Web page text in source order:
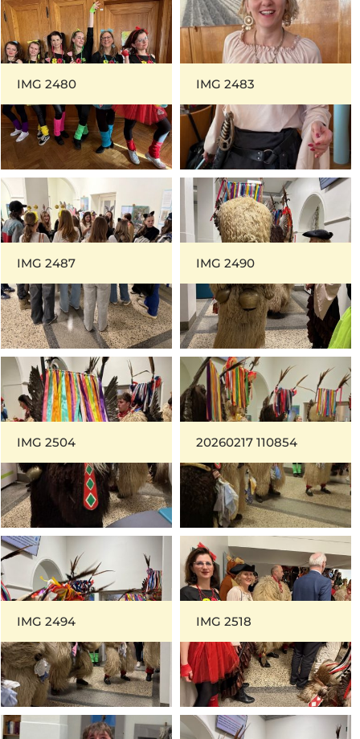
IMG 2480 IMG 2483
IMG 2487 IMG 2490
IMG 2504 20260217 110854
IMG 2494 IMG 2518